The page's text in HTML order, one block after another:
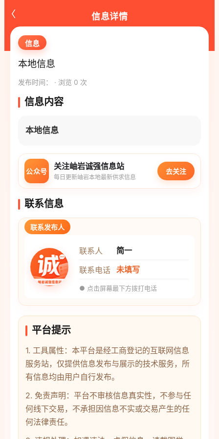
‹ 信息详情
信息
本地信息
发布时间： · 浏览 0 次
信息内容
本地信息
公众号
关注岫岩诚强信息站
每日更新岫岩本地最新供求信息
去关注
联系信息
联系发布人
联系人
简一
联系电话 未填写
● 点击屏幕最下方拨打电话
平台提示
1. 工具属性：本平台是经工商登记的互联网信息
服务站，仅提供信息发布与展示的技术服务，所
有信息均由用户自行发布。
2. 免责声明：平台不审核信息真实性，不参与任
何线下交易，不承担因信息不实或交易产生的任
何法律责任。